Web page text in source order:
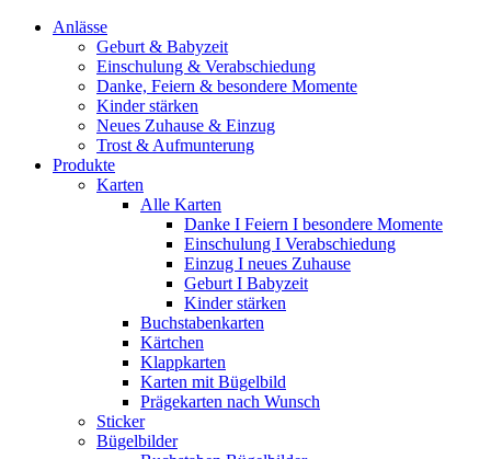
Anlässe
Geburt & Babyzeit
Einschulung & Verabschiedung
Danke, Feiern & besondere Momente
Kinder stärken
Neues Zuhause & Einzug
Trost & Aufmunterung
Produkte
Karten
Alle Karten
Danke I Feiern I besondere Momente
Einschulung I Verabschiedung
Einzug I neues Zuhause
Geburt I Babyzeit
Kinder stärken
Buchstabenkarten
Kärtchen
Klappkarten
Karten mit Bügelbild
Prägekarten nach Wunsch
Sticker
Bügelbilder